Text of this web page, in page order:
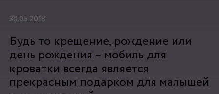
30.05.2018
Будь то крещение, рождение или
день рождения – мобиль для
кроватки всегда является
прекрасным подарком для малышей